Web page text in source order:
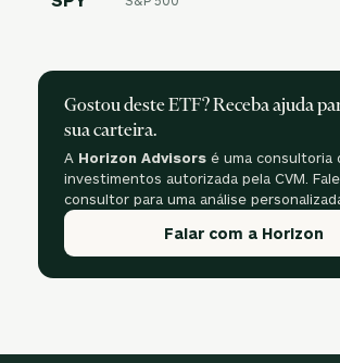
Gostou deste ETF? Receba ajuda
sua carteira.
A Horizon Advisors é uma consultoria
investimentos autorizada pela CVM.
consultor para uma análise
Falar com a Horizon